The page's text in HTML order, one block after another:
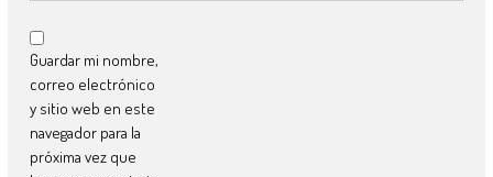
Guardar mi nombre,
correo electrónico
y sitio web en este
navegador para la
próxima vez que